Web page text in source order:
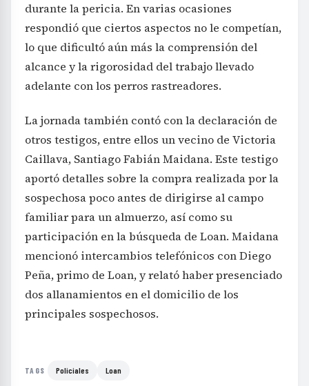
durante la pericia. En varias ocasiones
respondió que ciertos aspectos no le competían,
lo que dificultó aún más la comprensión del
alcance y la rigorosidad del trabajo llevado
adelante con los perros rastreadores.
La jornada también contó con la declaración de
otros testigos, entre ellos un vecino de Victoria
Caillava, Santiago Fabián Maidana. Este testigo
aportó detalles sobre la compra realizada por la
sospechosa poco antes de dirigirse al campo
familiar para un almuerzo, así como su
participación en la búsqueda de Loan. Maidana
mencionó intercambios telefónicos con Diego
Peña, primo de Loan, y relató haber presenciado
dos allanamientos en el domicilio de los
principales sospechosos.
TAGS Policiales Loan